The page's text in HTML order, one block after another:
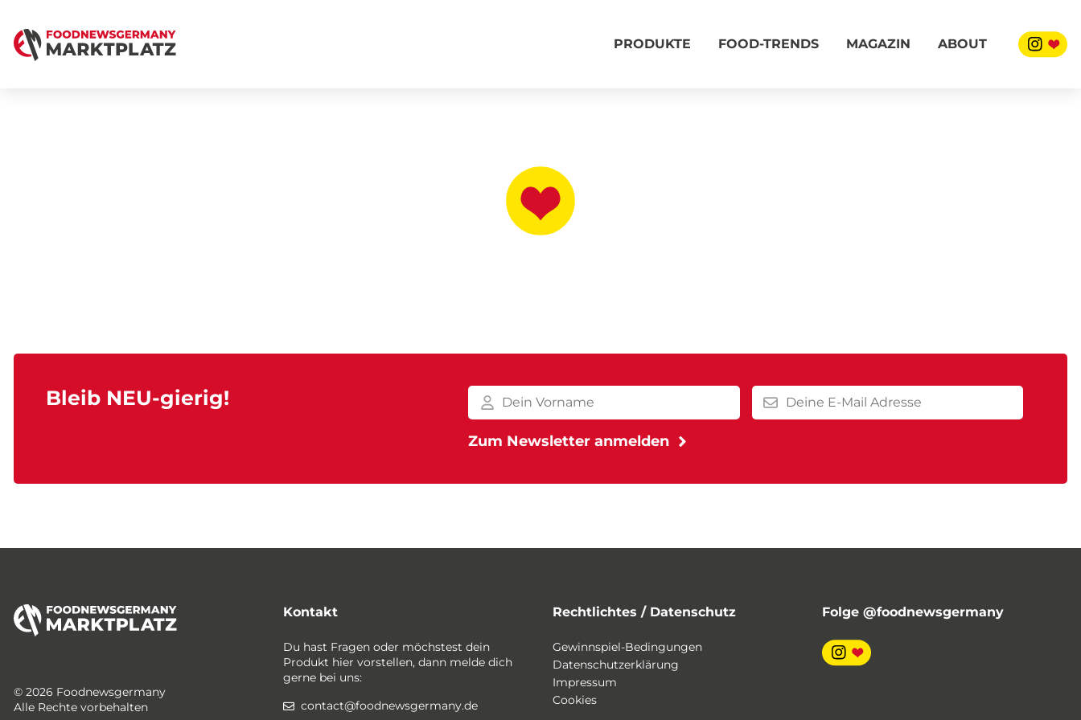
PRODUKTE FOOD-TRENDS MAGAZIN ABOUT
Bleib NEU-gierig!
© 2026 Foodnewsgermany
Alle Rechte vorbehalten
Kontakt
Du hast Fragen oder möchstest dein
Produkt hier vorstellen, dann melde dich
gerne bei uns:
contact@foodnewsgermany.de
Rechtlichtes / Datenschutz
Gewinnspiel-Bedingungen
Datenschutzerklärung
Impressum
Cookies
Folge @foodnewsgermany